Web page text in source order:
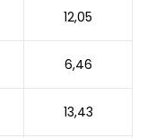
12,05
6,46
13,43